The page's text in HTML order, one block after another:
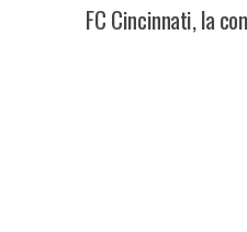
FC Cincinnati, la